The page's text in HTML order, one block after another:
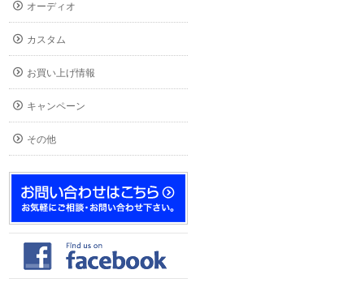
オーディオ
カスタム
お買い上げ情報
キャンペーン
その他